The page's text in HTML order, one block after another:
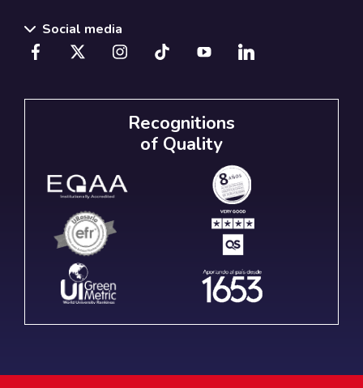
Social media
Recognitions
of Quality